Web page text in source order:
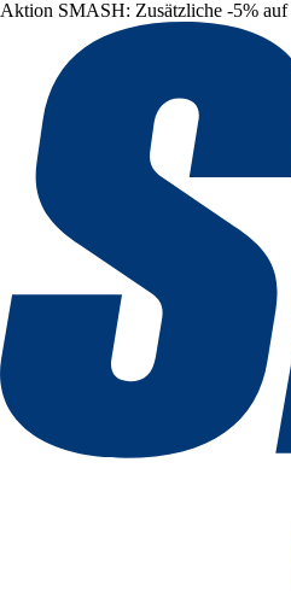
Aktion SMASH: Zusätzliche -5% auf